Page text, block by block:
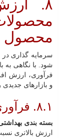
۸.
محصول
سرمایه‌ گذاری
شود. با نگاهی به
فرآوری، ارزش
و بازارهای جدیدی
۸.۱. فرآوری مغز گردو:
بسته‌ بندی
ارزش بالاتری